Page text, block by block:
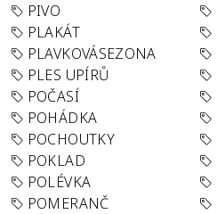
PIVO
PLAKÁT
PLAVKOVÁSEZONA
PLES UPÍRŮ
POČASÍ
POHÁDKA
POCHOUTKY
POKLAD
POLÉVKA
POMERANČ